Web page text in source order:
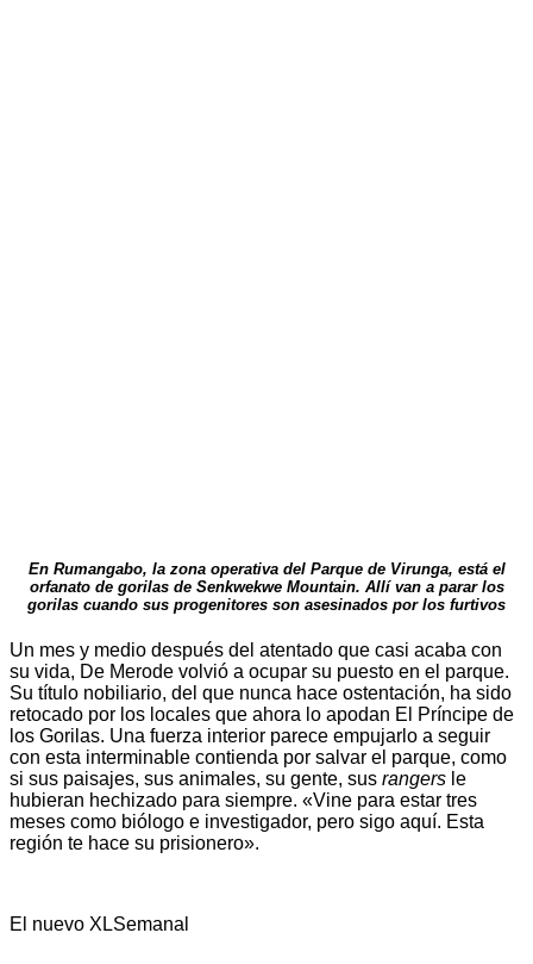
En Rumangabo, la zona operativa del Parque de Virunga, está el
orfanato de gorilas de Senkwekwe Mountain. Allí van a parar los
gorilas cuando sus progenitores son asesinados por los furtivos
Un mes y medio después del atentado que casi acaba con
su vida, De Merode volvió a ocupar su puesto en el parque.
Su título nobiliario, del que nunca hace ostentación, ha sido
retocado por los locales que ahora lo apodan El Príncipe de
los Gorilas. Una fuerza interior parece empujarlo a seguir
con esta interminable contienda por salvar el parque, como
si sus paisajes, sus animales, su gente, sus rangers le
hubieran hechizado para siempre. «Vine para estar tres
meses como biólogo e investigador, pero sigo aquí. Esta
región te hace su prisionero».
El nuevo XLSemanal